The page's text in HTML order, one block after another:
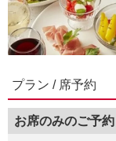
プラン / 席予約
お席のみのご予約